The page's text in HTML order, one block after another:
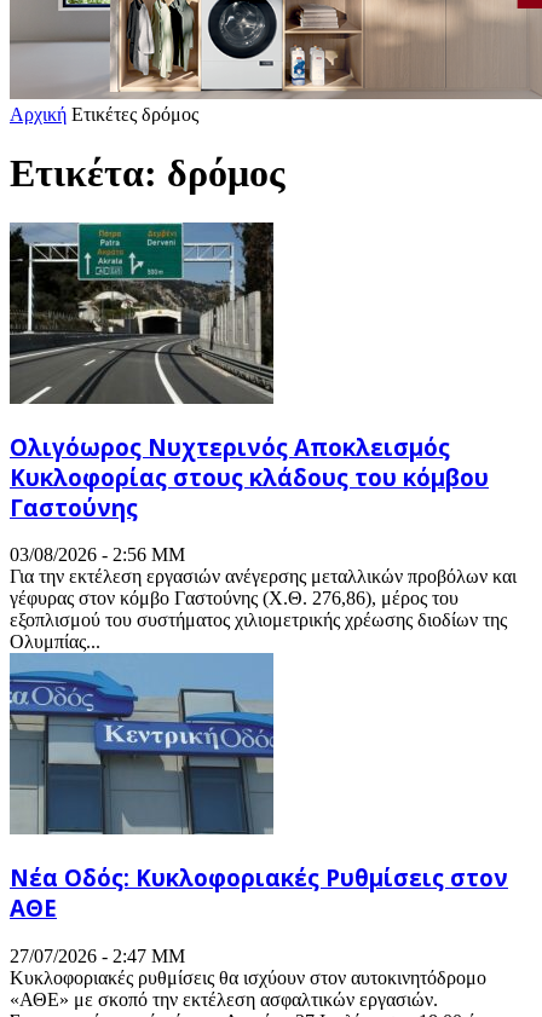
Αρχική Ετικέτες δρόμος
Ετικέτα: δρόμος
Ολιγόωρος Νυχτερινός Αποκλεισμός
Κυκλοφορίας στους κλάδους του κόμβου
Γαστούνης
03/08/2026 - 2:56 ΜΜ
Για την εκτέλεση εργασιών ανέγερσης μεταλλικών προβόλων και
γέφυρας στον κόμβο Γαστούνης (Χ.Θ. 276,86), μέρος του
εξοπλισμού του συστήματος χιλιομετρικής χρέωσης διοδίων της
Ολυμπίας...
Νέα Οδός: Κυκλοφοριακές Ρυθμίσεις στον
ΑΘΕ
27/07/2026 - 2:47 ΜΜ
Κυκλοφοριακές ρυθμίσεις θα ισχύουν στον αυτοκινητόδρομο
«ΑΘΕ» με σκοπό την εκτέλεση ασφαλτικών εργασιών.